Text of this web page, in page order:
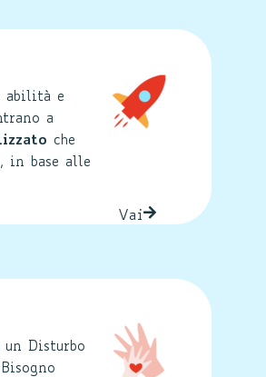
abilità e
a
che
in base alle
Vai
Disturbo